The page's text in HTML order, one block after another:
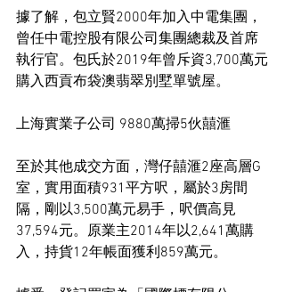
據了解，包立賢2000年加入中電集團，
曾任中電控股有限公司集團總裁及首席
執行官。包氏於2019年曾斥資3,700萬元
購入西貢布袋澳翡翠別墅單號屋。
上海實業子公司 9880萬掃5伙囍滙
至於其他成交方面，灣仔囍滙2座高層G
室，實用面積931平方呎，屬於3房間
隔，剛以3,500萬元易手，呎價高見
37,594元。原業主2014年以2,641萬購
入，持貨12年帳面獲利859萬元。